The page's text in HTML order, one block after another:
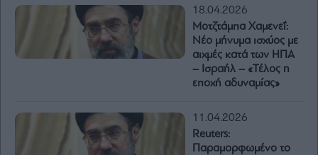
18.04.2026
Μοτζτάμπα Χαμενεΐ:
Νέο μήνυμα ισχύος με
αιχμές κατά των ΗΠΑ
– Ισραήλ – «Τέλος η
εποχή αδυναμίας»
11.04.2026
Reuters:
Παραμορφωμένο το